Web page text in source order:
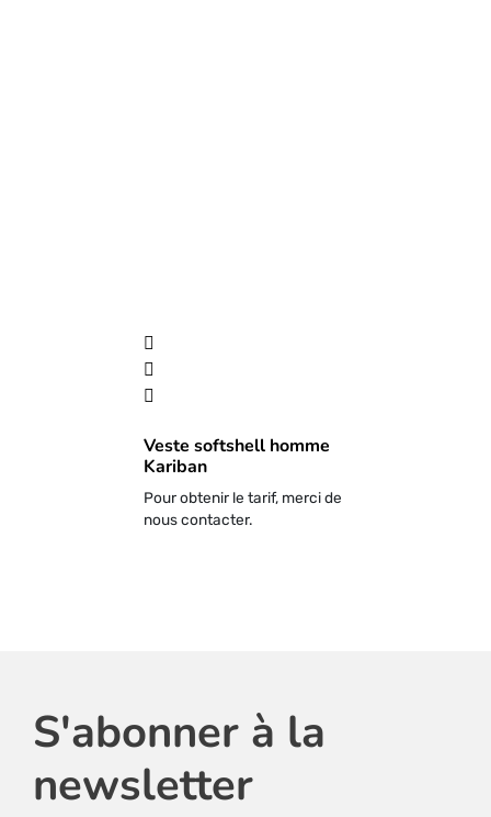
Veste softshell homme
Kariban
Pour obtenir le tarif, merci de
nous contacter.
S'abonner à la
newsletter